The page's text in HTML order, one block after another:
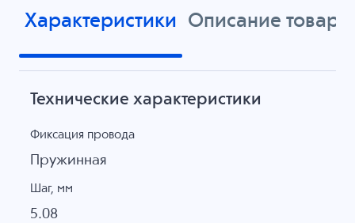
Характеристики Описание товара
Технические характеристики
Фиксация провода
Пружинная
Шаг, мм
5.08